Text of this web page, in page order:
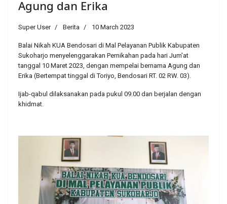
Agung dan Erika
Super User Berita 10 March 2023
Balai Nikah KUA Bendosari di Mal Pelayanan Publik Kabupaten
Sukoharjo menyelenggarakan Pernikahan pada hari Jum'at
tanggal 10 Maret 2023, dengan mempelai bernama Agung dan
Erika (Bertempat tinggal di Toriyo, Bendosari RT. 02 RW. 03).
Ijab-qabul dilaksanakan pada pukul 09.00 dan berjalan dengan
khidmat.